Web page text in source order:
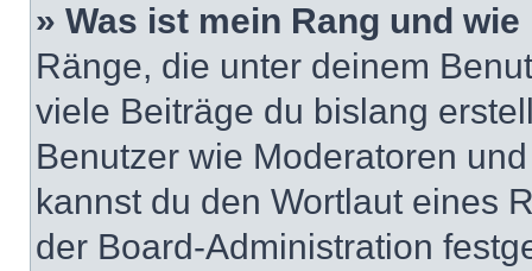
» Was ist mein Rang und
Ränge, die unter deinem
viele Beiträge du bislang
Benutzer wie Moderatoren
kannst du den Wortlaut eines
der Board-Administration